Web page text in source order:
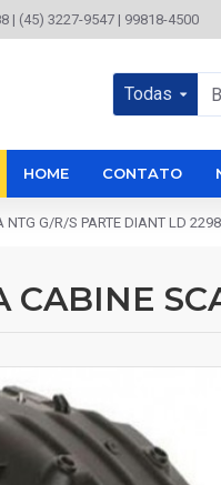
| (45) 3227-9547 | 99818-4500
Todas
HOME CONTATO
NTG G/R/S PARTE DIANT LD
CABINE